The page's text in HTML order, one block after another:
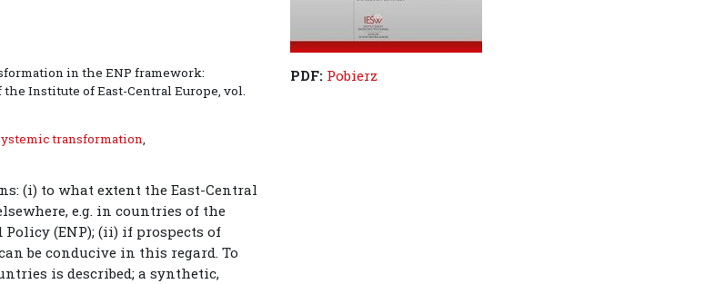
in the ENP framework:
Institute of East-Central Europe, vol.
transformation,
(i) to what extent the East-Central
e.g. in countries of the
Policy (ENP); (ii) if prospects of
be conducive in this regard. To
is described; a synthetic,
PDF: Pobierz